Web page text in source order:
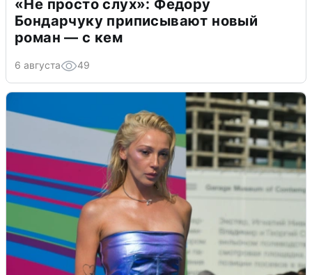
«Не просто слух»: Федору
Бондарчуку приписывают новый
роман — с кем
6 августа 49